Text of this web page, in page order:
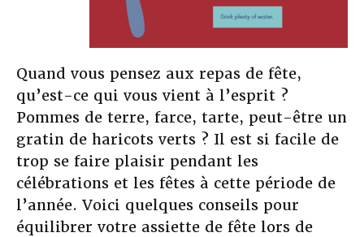
Quand vous pensez aux repas de fête,
qu’est-ce qui vous vient à l’esprit ?
Pommes de terre, farce, tarte, peut-être un
gratin de haricots verts ? Il est si facile de
trop se faire plaisir pendant les
célébrations et les fêtes à cette période de
l’année. Voici quelques conseils pour
équilibrer votre assiette de fête lors de